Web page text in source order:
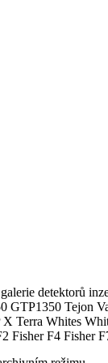
detektorů
Tejon
Terra Whites
Fisher F4 Fisher